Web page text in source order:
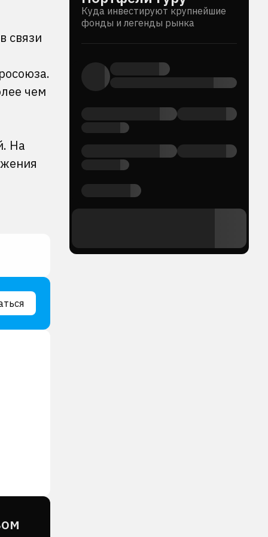
связи
чем
На
Куда инвестируют крупнейшие
фонды и легенды рынка